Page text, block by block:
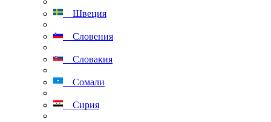
Швеция
Словения
Словакия
Сомали
Сирия